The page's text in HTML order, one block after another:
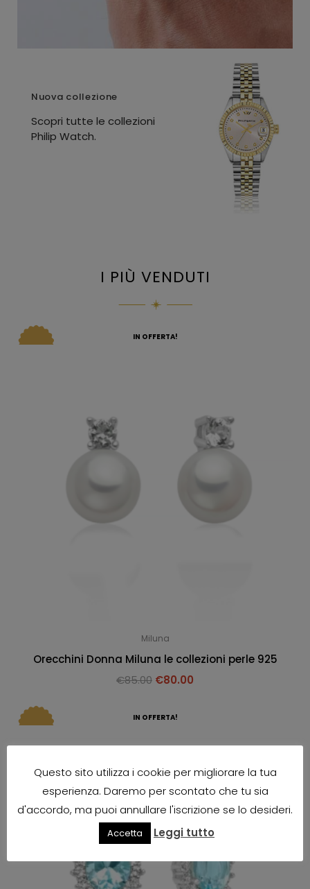
Nuova collezione
Scopri tutte le collezioni
Philip Watch.
I PIÙ VENDUTI
IN OFFERTA!
Miluna
Orecchini Donna Miluna le collezioni perle 925
€85.00 €80.00
IN OFFERTA!
Questo sito utilizza i cookie per migliorare la tua
esperienza. Daremo per scontato che tu sia
d'accordo, ma puoi annullare l'iscrizione se lo desideri.
Accetta Leggi tutto